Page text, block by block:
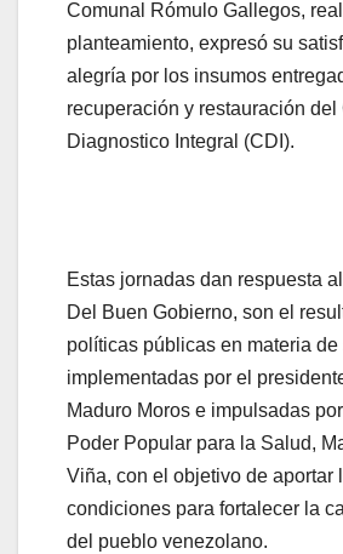
Comunal Rómulo Gallegos,
planteamiento, expresó su
alegría por los insumos
recuperación y restauración del
Diagnostico Integral (CDI).
Estas jornadas dan respuesta
Del Buen Gobierno, son el
políticas públicas en materia de
implementadas por el
Maduro Moros e impulsadas
Poder Popular para la Salud,
Viña, con el objetivo de aportar
condiciones para fortalecer la
del pueblo venezolano.